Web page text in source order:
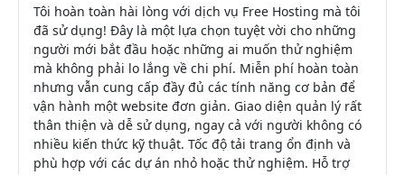
Tôi hoàn toàn hài lòng với dịch vụ Free Hosting mà tôi
đã sử dụng! Đây là một lựa chọn tuyệt vời cho những
người mới bắt đầu hoặc những ai muốn thử nghiệm
mà không phải lo lắng về chi phí. Miễn phí hoàn toàn
nhưng vẫn cung cấp đầy đủ các tính năng cơ bản để
vận hành một website đơn giản. Giao diện quản lý rất
thân thiện và dễ sử dụng, ngay cả với người không có
nhiều kiến thức kỹ thuật. Tốc độ tải trang ổn định và
phù hợp với các dự án nhỏ hoặc thử nghiệm. Hỗ trợ